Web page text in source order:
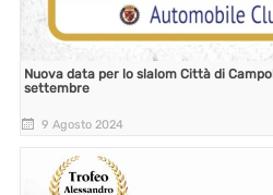
Nuova data per lo slalom Città di
settembre
9 Agosto 2024